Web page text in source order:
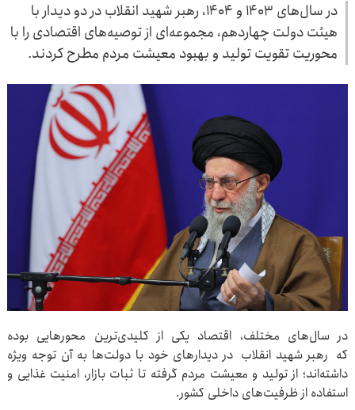
در سال‌های ۱۴۰۳ و ۱۴۰۴، رهبر شهید انقلاب در دو دیدار با
هیئت دولت چهاردهم، مجموعه‌ای از توصیه‌های اقتصادی را با
محوریت تقویت تولید و بهبود معیشت مردم مطرح کردند.
در سال‌های مختلف، اقتصاد یکی از کلیدی‌ترین محورهایی بوده
که رهبر شهید انقلاب در دیدارهای خود با دولت‌ها به آن توجه ویژه
داشته‌اند؛ از تولید و معیشت مردم گرفته تا ثبات بازار، امنیت غذایی و
استفاده از ظرفیت‌های داخلی کشور.